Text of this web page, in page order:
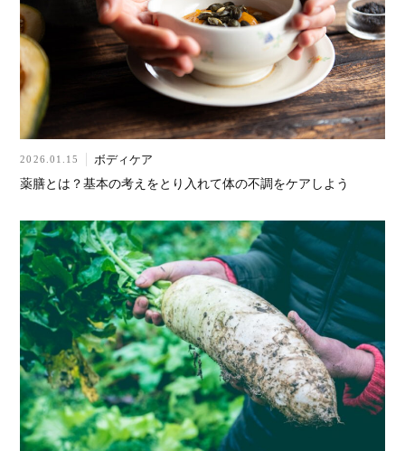
2026.01.15
ボディケア
薬膳とは？基本の考えをとり入れて体の不調をケアしよう